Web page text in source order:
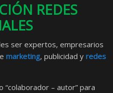
REDES
ser expertos, empresarios
marketing, publicidad yredes
“colaborador – autor” para